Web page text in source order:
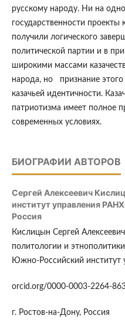
русскому народу. Ни на
государственности проекты
получили логического
политической партии и в
широкими массами
народа, но признание этого
казачьей идентичности.
патриотизма имеет полное
современных условиях.
БИОГРАФИИ АВТОРОВ
Сергей Алексеевич
институт управления
Россия
Кислицын Сергей
политологии и
Южно-Российский институт
orcid.org/0000-0003-2264-
г. Ростов-на-Дону, Россия